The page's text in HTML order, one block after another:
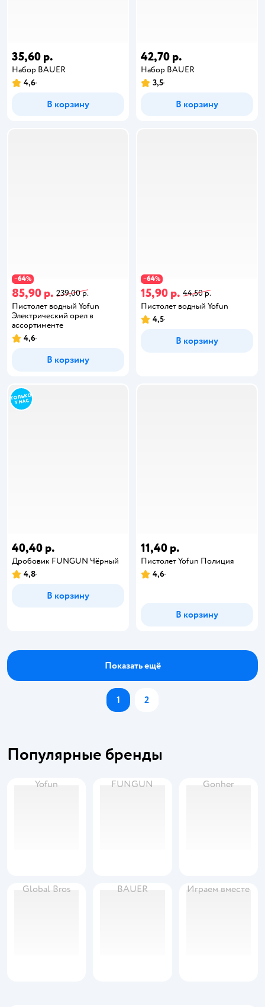
35,60 р.
Набор BAUER
4,6
В корзину
42,70 р.
Набор BAUER
3,5
В корзину
−64%
85,90 р. 239,00 р.
Пистолет водный Yofun
Электрический орел в
ассортименте
4,6
В корзину
−64%
15,90 р. 44,50 р.
Пистолет водный Yofun
4,5
В корзину
40,40 р.
Дробовик FUNGUN Чёрный
4,8
В корзину
11,40 р.
Пистолет Yofun Полиция
4,6
В корзину
Показать ещё
1 2
Популярные бренды
Yofun FUNGUN Gonher
Global Bros BAUER Играем вместе